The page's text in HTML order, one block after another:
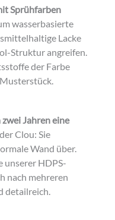
Sprühfarben
wasserbasierte
Lacke
Struktur angreifen.
der Farbe
Jahren eine
Clou: Sie
Wand über.
unserer HDPS-
nach mehreren
detailreich.